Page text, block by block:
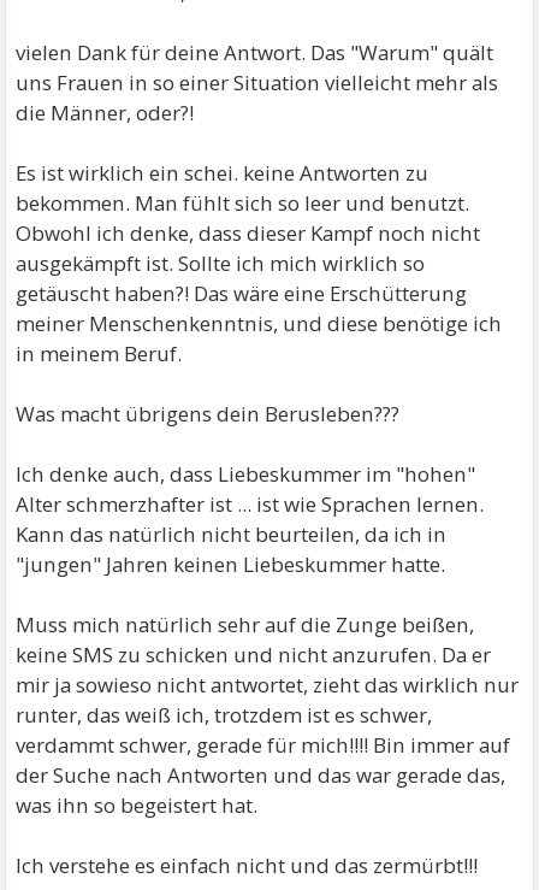
vielen Dank für deine Antwort. Das "Warum" quält
uns Frauen in so einer Situation vielleicht mehr als
die Männer, oder?!
Es ist wirklich ein schei. keine Antworten zu
bekommen. Man fühlt sich so leer und benutzt.
Obwohl ich denke, dass dieser Kampf noch nicht
ausgekämpft ist. Sollte ich mich wirklich so
getäuscht haben?! Das wäre eine Erschütterung
meiner Menschenkenntnis, und diese benötige ich
in meinem Beruf.
Was macht übrigens dein Berusleben???
Ich denke auch, dass Liebeskummer im "hohen"
Alter schmerzhafter ist ... ist wie Sprachen lernen.
Kann das natürlich nicht beurteilen, da ich in
"jungen" Jahren keinen Liebeskummer hatte.
Muss mich natürlich sehr auf die Zunge beißen,
keine SMS zu schicken und nicht anzurufen. Da er
mir ja sowieso nicht antwortet, zieht das wirklich nur
runter, das weiß ich, trotzdem ist es schwer,
verdammt schwer, gerade für mich!!!! Bin immer auf
der Suche nach Antworten und das war gerade das,
was ihn so begeistert hat.
Ich verstehe es einfach nicht und das zermürbt!!!